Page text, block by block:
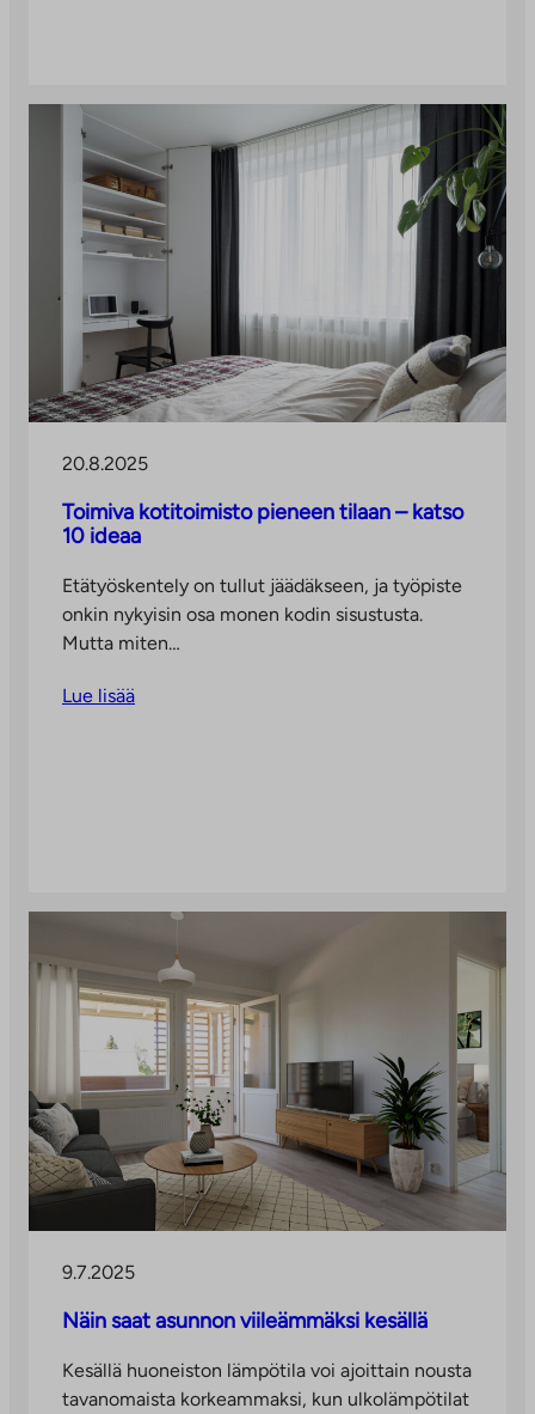
20.8.2025
Toimiva kotitoimisto pieneen tilaan – katso
10 ideaa
Etätyöskentely on tullut jäädäkseen, ja työpiste
onkin nykyisin osa monen kodin sisustusta.
Mutta miten…
Lue lisää
9.7.2025
Näin saat asunnon viileämmäksi kesällä
Kesällä huoneiston lämpötila voi ajoittain nousta
tavanomaista korkeammaksi, kun ulkolämpötilat